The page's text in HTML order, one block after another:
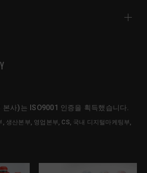
사)는 ISO9001 인증을 획득했습니다.
, 생산본부, 영업본부, CS, 국내 디지털마케팅부,